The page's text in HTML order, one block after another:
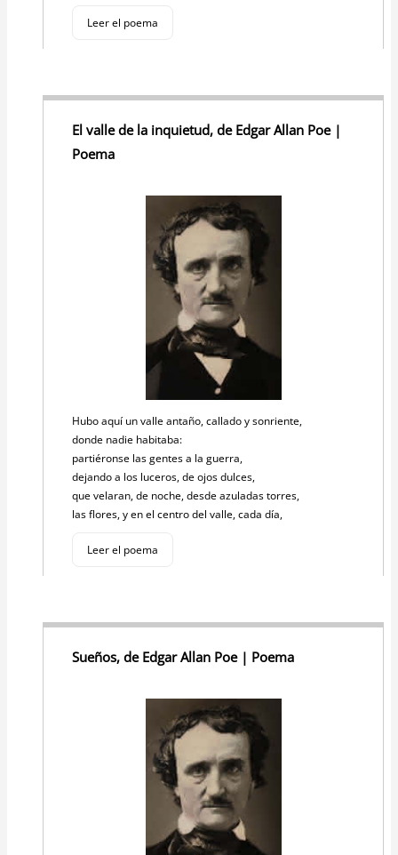
Leer el poema
El valle de la inquietud, de Edgar Allan Poe |
Poema
Hubo aquí un valle antaño, callado y sonriente,
donde nadie habitaba:
partiéronse las gentes a la guerra,
dejando a los luceros, de ojos dulces,
que velaran, de noche, desde azuladas torres,
las flores, y en el centro del valle, cada día,
Leer el poema
Sueños, de Edgar Allan Poe | Poema